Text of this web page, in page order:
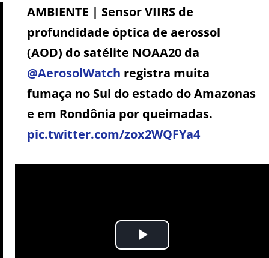
AMBIENTE | Sensor VIIRS de
profundidade óptica de aerossol
(AOD) do satélite NOAA20 da
@AerosolWatch registra muita
fumaça no Sul do estado do Amazonas
e em Rondônia por queimadas.
pic.twitter.com/zox2WQFYa4